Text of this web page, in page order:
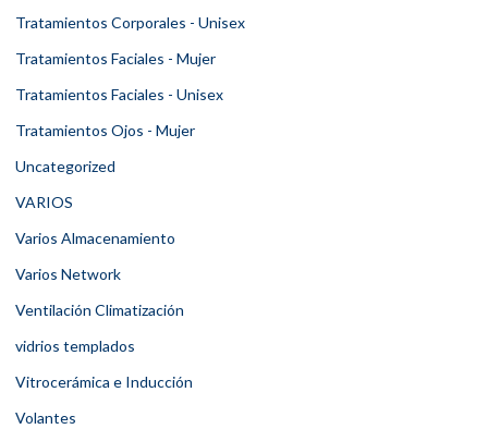
Tratamientos Corporales - Unisex
Tratamientos Faciales - Mujer
Tratamientos Faciales - Unisex
Tratamientos Ojos - Mujer
Uncategorized
VARIOS
Varios Almacenamiento
Varios Network
Ventilación Climatización
vidrios templados
Vitrocerámica e Inducción
Volantes